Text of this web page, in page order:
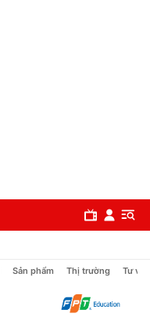
Sản phẩm Thị trường Tư vấn